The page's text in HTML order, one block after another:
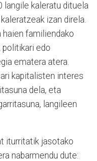
langile kaleratu dituela
izan direla.
haien familiendako
politikari edo
ematera atera.
kapitalisten interes
dela, eta
langileen
iturritatik jasotako
nabarmendu dute: